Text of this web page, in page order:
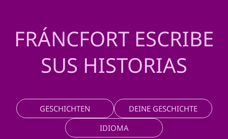
FRÁNCFORT ESCRIBE
SUS HISTORIAS
GESCHICHTEN
DEINE GESCHICHTE
IDIOMA